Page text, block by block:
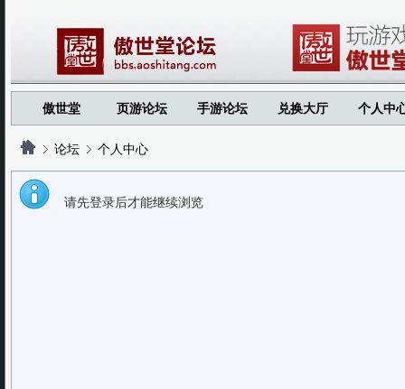
傲世堂 页游论坛 手游论坛 兑换大厅 个人中
论坛 个人中心
请先登录后才能继续浏览